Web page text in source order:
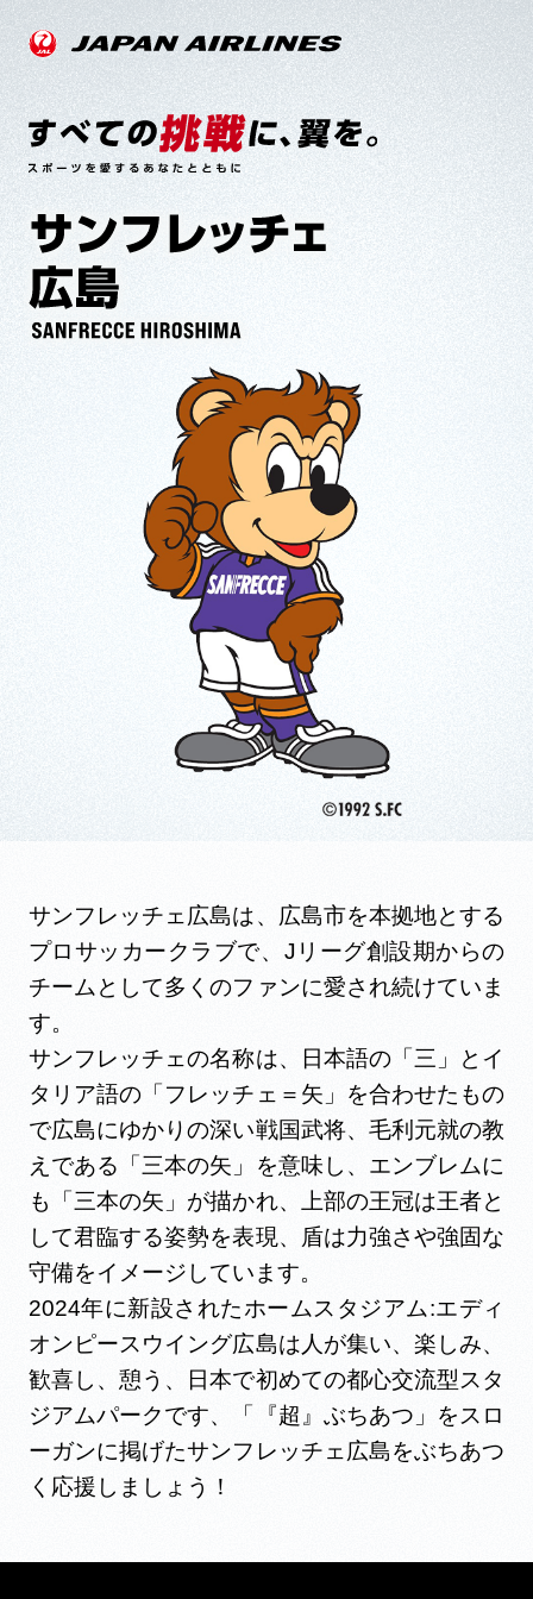
サンフレッチェ広島は、広島市を本拠地とする
プロサッカークラブで、Jリーグ創設期からの
チームとして多くのファンに愛され続けていま
す。
サンフレッチェの名称は、日本語の「三」とイ
タリア語の「フレッチェ＝矢」を合わせたもの
で広島にゆかりの深い戦国武将、毛利元就の教
えである「三本の矢」を意味し、エンブレムに
も「三本の矢」が描かれ、上部の王冠は王者と
して君臨する姿勢を表現、盾は力強さや強固な
守備をイメージしています。
2024年に新設されたホームスタジアム:エディ
オンピースウイング広島は人が集い、楽しみ、
歓喜し、憩う、日本で初めての都心交流型スタ
ジアムパークです、「『超』ぶちあつ」をスロ
ーガンに掲げたサンフレッチェ広島をぶちあつ
く応援しましょう！